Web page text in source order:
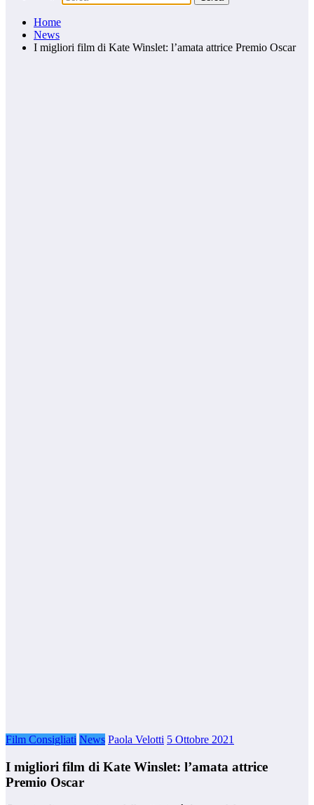
Home
News
I migliori film di Kate Winslet: l’amata attrice Premio Oscar
Film Consigliati News Paola Velotti 5 Ottobre 2021
I migliori film di Kate Winslet: l’amata attrice
Premio Oscar